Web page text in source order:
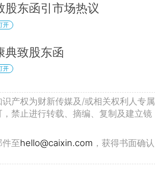
股东函引市场热议
开
典致股东函
开
产权为财新传媒及/或相关权利人专属
禁止进行转载、摘编、复制及建立镜
至hello@caixin.com ，获得书面确认